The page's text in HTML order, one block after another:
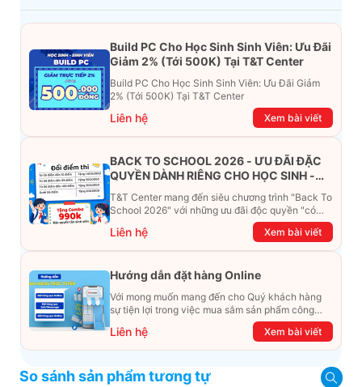
Build PC Cho Học Sinh Sinh Viên: Ưu Đãi
Giảm 2% (Tới 500K) Tại T&T Center
Build PC Cho Học Sinh Sinh Viên: Ưu Đãi Giảm
2% (Tới 500K) Tại T&T Center
Liên hệ Xem bài viết
BACK TO SCHOOL 2026 - ƯU ĐÃI ĐẶC
QUYỀN DÀNH RIÊNG CHO HỌC SINH -
T&T Center mang đến siêu chương trình "Back To
School 2026" với những ưu đãi độc quyền "có
một không hai". Đừng để chiếc ví phải "ét-ô-ét",
cùng khám phá ngay ưu đãi siêu khủng dưới đây
nhé!
Liên hệ Xem bài viết
Hướng dẫn đặt hàng Online
Với mong muốn mang đến cho Quý khách hàng
sự tiện lợi trong việc mua sắm sản phẩm công
nghệ từ xa. Trong bài viết này, T&T Center sẽ
hướng dẫn chi tiết cách mua hàng trực tuyến qua
các kênh online Website, Zalo, Messenger và
dễ dàng và nhanh chóng nhất. Cùng xem ngay
Liên hệ Xem bài viết
So sánh sản phẩm tương tự